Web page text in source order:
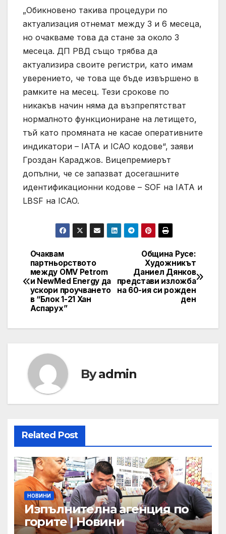
„Обикновено такива процедури по
актуализация отнемат между 3 и 6 месеца,
но очакваме това да стане за около 3
месеца. ДП РВД също трябва да
актуализира своите регистри, като имам
уверението, че това ще бъде извършено в
рамките на месец. Тези срокове по
никакъв начин няма да възпрепятстват
нормалното функциониране на летището,
тъй като промяната не касае оперативните
индикатори – IATA и ICAO кодове“, заяви
Гроздан Караджов. Вицепремиерът
допълни, че се запазват досегашните
идентификационни кодове – SOF на IATA и
LBSF на ICAO.
Post
navigation
Община Русе:
Художникът
Даниел Дянков
представи изложба
на 60-ия си рожден
ден
Очаквам
партньорството
между OMV Petrom
и NewMed Energy да
ускори проучването
в “Блок 1-21 Хан
Аспарух”
Byadmin
Related Post
НОВИНИ
Изпълнителна агенция по
горите | Новини